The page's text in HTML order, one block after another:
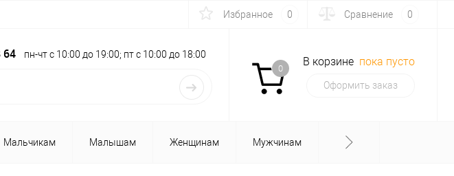
Избранное 0 Сравнение 0
64 пн-чт с 10:00 до 19:00; пт с 10:00 до 18:00
0
В корзине пока пусто
Оформить заказ
Мальчикам Малышам Женщинам Мужчинам